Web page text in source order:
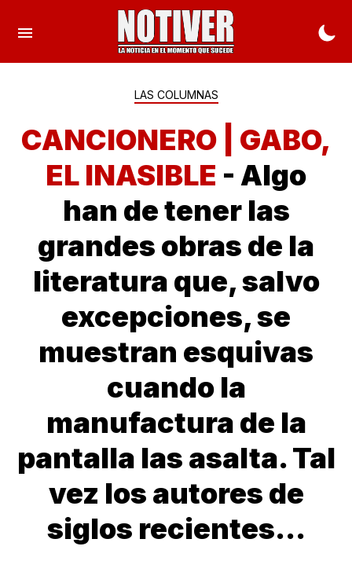
LAS COLUMNAS
CANCIONERO | GABO,
EL INASIBLE - Algo
han de tener las
grandes obras de la
literatura que, salvo
excepciones, se
muestran esquivas
cuando la
manufactura de la
pantalla las asalta. Tal
vez los autores de
siglos recientes...